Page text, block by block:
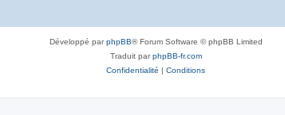
Développé parphpBB® Forum Software © phpBB Limited
Traduit parphpBB-fr.com
Confidentialité | Conditions